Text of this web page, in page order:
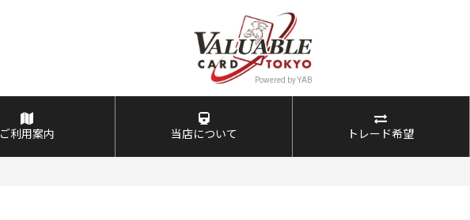
ご利用案内 当店について トレード希望